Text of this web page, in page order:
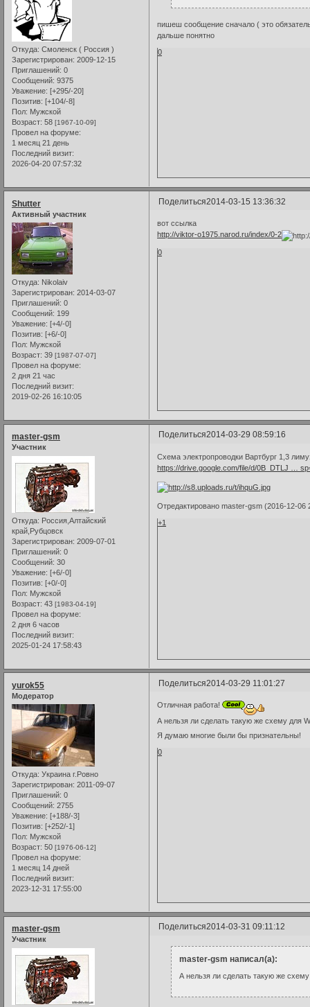
Откуда: Смоленск ( Россия )
Зарегистрирован: 2009-12-15
Приглашений: 0
Сообщений: 9375
Уважение: [+295/-20]
Позитив: [+104/-8]
Пол: Мужской
Возраст: 58 [1967-10-09]
Провел на форуме:
1 месяц 21 день
Последний визит:
2026-04-20 07:57:32
пишеш сообщение сначало ( это
дальше понятно
0
Поделиться2014-03-15 13:36:32
Shutter
Активный участник
Откуда: Nikolaiv
Зарегистрирован: 2014-03-07
Приглашений: 0
Сообщений: 199
Уважение: [+4/-0]
Позитив: [+6/-0]
Пол: Мужской
Возраст: 39 [1987-07-07]
Провел на форуме:
2 дня 21 час
Последний визит:
2019-02-26 16:10:05
вот ссылка
http://viktor-o1975.narod.ru/index/0-2
0
Поделиться2014-03-29 08:59:16
master-gsm
Участник
Откуда: Россия,Алтайский
край,Рубцовск
Зарегистрирован: 2009-07-01
Приглашений: 0
Сообщений: 30
Уважение: [+6/-0]
Позитив: [+0/-0]
Пол: Мужской
Возраст: 43 [1983-04-19]
Провел на форуме:
2 дня 6 часов
Последний визит:
2025-01-24 17:58:43
Схема электропроводки Вартбург 1,3
https://drive.google.com/file/d/0B_DTLJ …
Отредактировано master-gsm (2016-12-06
+1
Поделиться2014-03-29 11:01:27
yurok55
Модератор
Откуда: Украина г.Ровно
Зарегистрирован: 2011-09-07
Приглашений: 0
Сообщений: 2755
Уважение: [+188/-3]
Позитив: [+252/-1]
Пол: Мужской
Возраст: 50 [1976-06-12]
Провел на форуме:
1 месяц 14 дней
Последний визит:
2023-12-31 17:55:00
Отличная работа!
А нельзя ли сделать такую же схему для
Я думаю многие были бы признательны!
0
Поделиться2014-03-31 09:11:12
master-gsm
Участник
master-gsm написал(а):
А нельзя ли сделать такую же